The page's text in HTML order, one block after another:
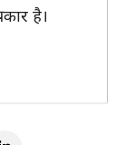
है।